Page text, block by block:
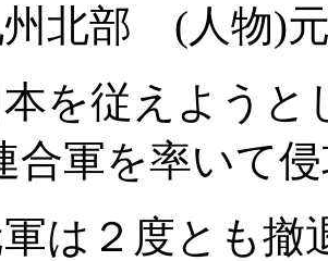
北部 (人物)
を従えようと
合軍を率いて
は２度とも撤